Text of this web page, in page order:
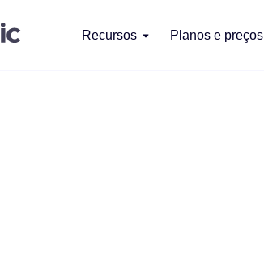
Recursos Planos e preços